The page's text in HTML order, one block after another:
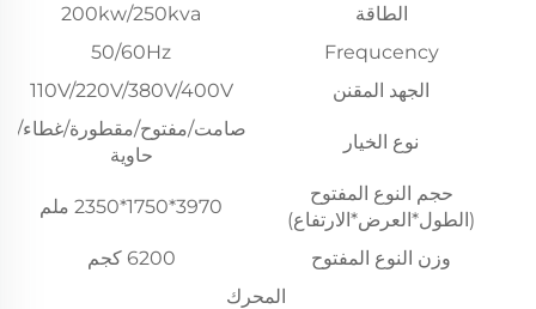
الطاقة
200kw/250kva
Frequcency
50/60Hz
الجهد المقنن
110V/220V/380V/400V
نوع الخيار
صامت/مفتوح/مقطورة/غطاء/
حاوية
حجم النوع المفتوح
(الطول*العرض*الارتفاع)
3970*1750*2350 ملم
وزن النوع المفتوح
6200 كجم
المحرك